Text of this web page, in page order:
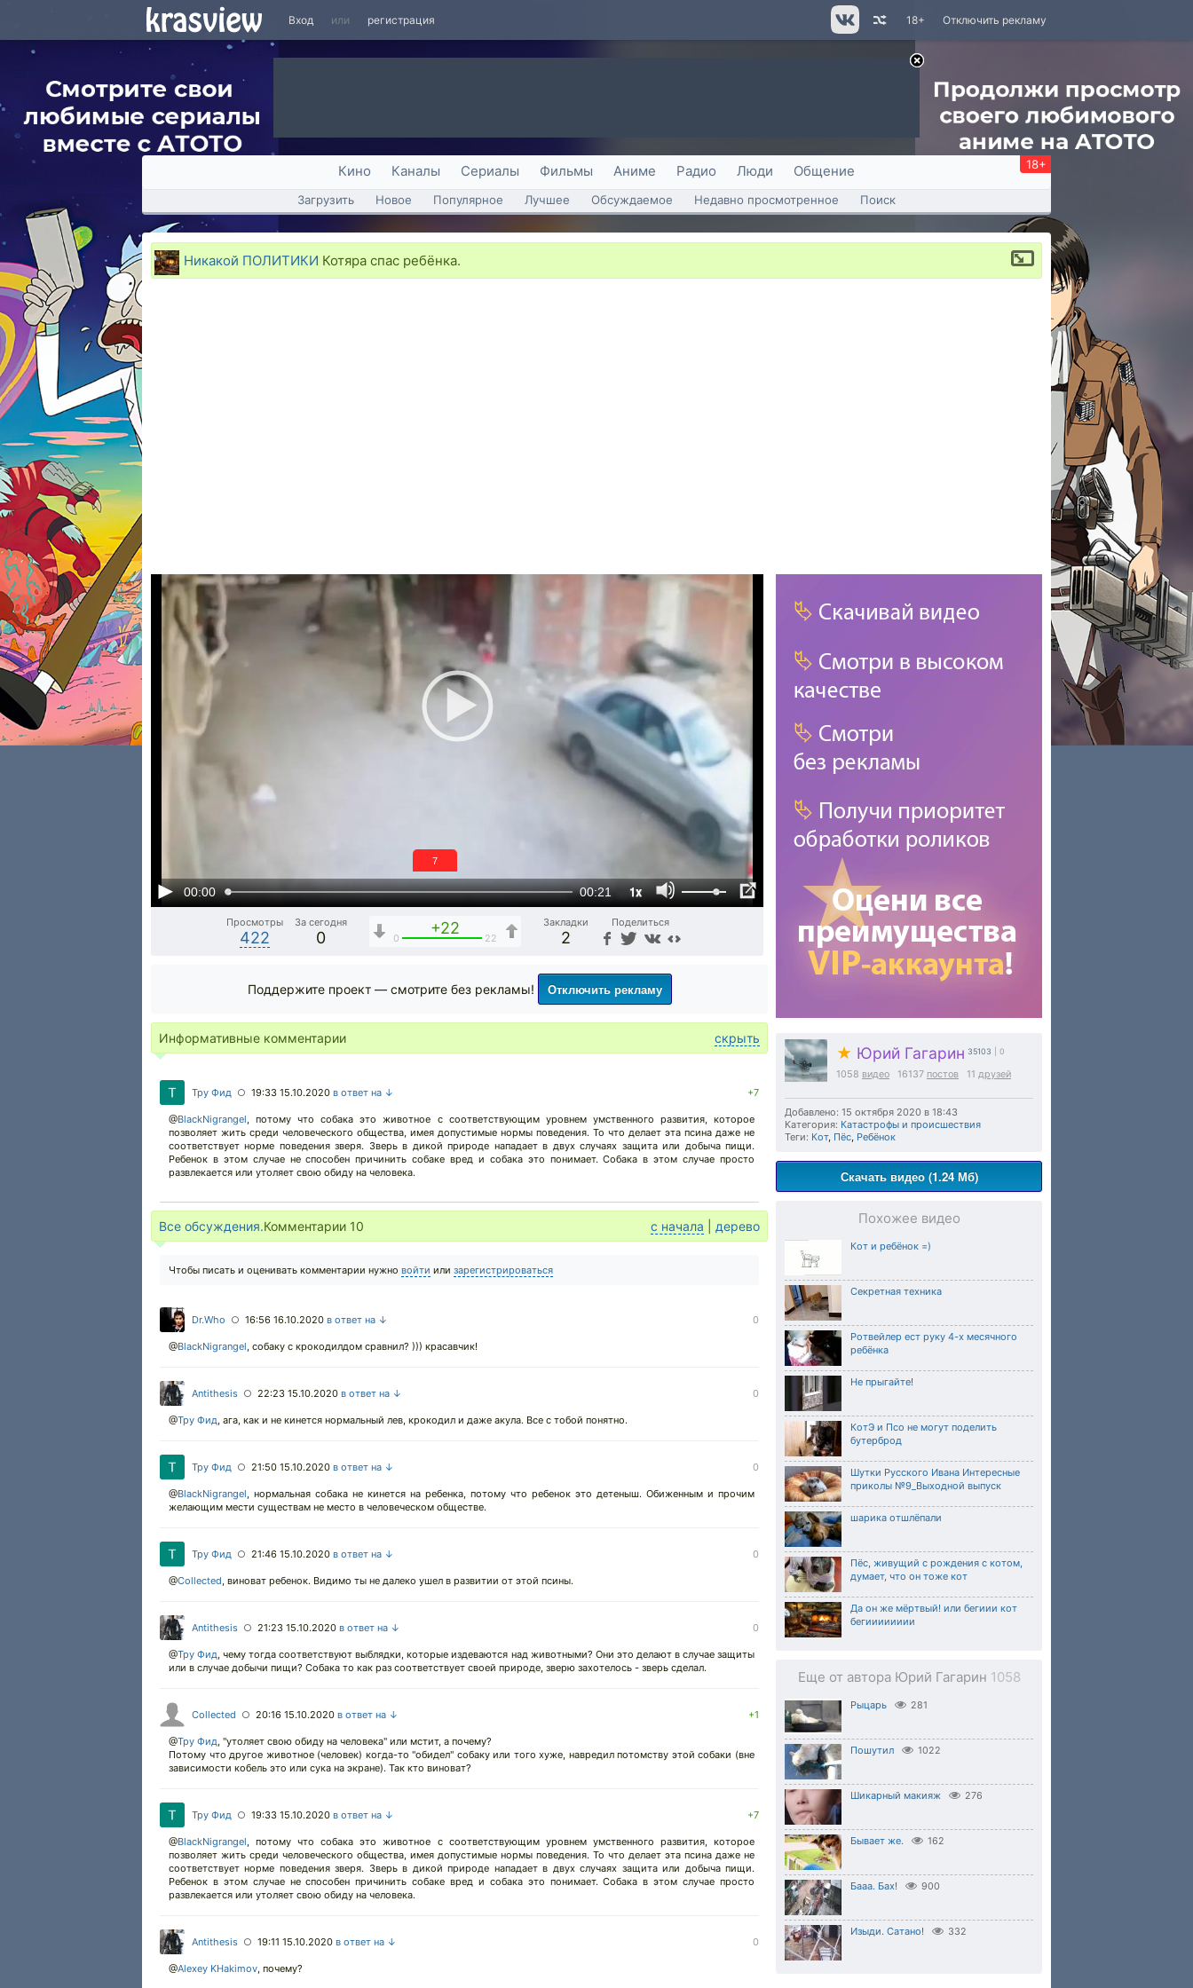
Вход или регистрация Отключить рекламу
18+
Кино Каналы Сериалы Фильмы Аниме Радио Люди Общение 18+
Загрузить Новое Популярное Лучшее Обсуждаемое Недавно просмотренное Поиск
Никакой ПОЛИТИКИ Котяра спас ребёнка.
00:00 00:21 1x
6
Просмотры
422
За сегодня
0
+22
0 22
Закладки
2
Поделиться
★ Юрий Гагарин 35103 | 0
1058 видео 16137 постов 11 друзей
Добавлено: 15 октября 2020 в 18:43
Категория: Катастрофы и происшествия
Теги: Кот, Пёс, Ребёнок
Скачать видео (1.24 Мб)
Похожее видео
Кот и ребёнок =)
Секретная техника
Ротвейлер ест руку 4-х месячного
ребёнка
Не прыгайте!
КотЭ и Псо не могут поделить
бутерброд
Шутки Русского Ивана Интересные
приколы №9_Выходной выпуск
шарика отшлёпали
Пёс, живущий с рождения с котом,
думает, что он тоже кот⁠⁠
Да он же мёртвый! или бегиии кот
бегииииииии
Еще от автора Юрий Гагарин 1058
Рыцарь 281
Пошутил 1022
Шикарный макияж 276
Бывает же. 162
Бааа. Бах! 900
Изыди. Сатано! 332
Поддержите проект — смотрите без рекламы! Отключить рекламу
Информативные комментарии скрыть
Тру Фид ○ 19:33 15.10.2020 в ответ на ↓ +7
@BlackNigrangel, потому что собака это животное с соответствующим уровнем умственного развития, которое
позволяет жить среди человеческого общества, имея допустимые нормы поведения. То что делает эта псина даже не
соответствует норме поведения зверя. Зверь в дикой природе нападает в двух случаях защита или добыча пищи.
Ребенок в этом случае не способен причинить собаке вред и собака это понимает. Собака в этом случае просто
развлекается или утоляет свою обиду на человека.
Все обсуждения.Комментарии 10 с начала дерево
Чтобы писать и оценивать комментарии нужно войти или зарегистрироваться
Dr.Who ○ 16:56 16.10.2020 в ответ на ↓ 0
@BlackNigrangel, собаку с крокодилдом сравнил? ))) красавчик!
Antithesis ○ 22:23 15.10.2020 в ответ на ↓ 0
@Тру Фид, ага, как и не кинется нормальный лев, крокодил и даже акула. Все с тобой понятно.
Тру Фид ○ 21:50 15.10.2020 в ответ на ↓ 0
@BlackNigrangel, нормальная собака не кинется на ребенка, потому что ребенок это детеныш. Обиженным и прочим
желающим мести существам не место в человеческом обществе.
Тру Фид ○ 21:46 15.10.2020 в ответ на ↓ 0
@Collected, виноват ребенок. Видимо ты не далеко ушел в развитии от этой псины.
Antithesis ○ 21:23 15.10.2020 в ответ на ↓ 0
@Тру Фид, чему тогда соответствуют выблядки, которые издеваются над животными? Они это делают в случае защиты
или в случае добычи пищи? Собака то как раз соответствует своей природе, зверю захотелось - зверь сделал.
Collected ○ 20:16 15.10.2020 в ответ на ↓ +1
@Тру Фид, "утоляет свою обиду на человека" или мстит, а почему?
Потому что другое животное (человек) когда-то "обидел" собаку или того хуже, навредил потомству этой собаки (вне
зависимости кобель это или сука на экране). Так кто виноват?
Тру Фид ○ 19:33 15.10.2020 в ответ на ↓ +7
@BlackNigrangel, потому что собака это животное с соответствующим уровнем умственного развития, которое
позволяет жить среди человеческого общества, имея допустимые нормы поведения. То что делает эта псина даже не
соответствует норме поведения зверя. Зверь в дикой природе нападает в двух случаях защита или добыча пищи.
Ребенок в этом случае не способен причинить собаке вред и собака это понимает. Собака в этом случае просто
развлекается или утоляет свою обиду на человека.
Antithesis ○ 19:11 15.10.2020 в ответ на ↓ 0
@Alexey KHakimov, почему?